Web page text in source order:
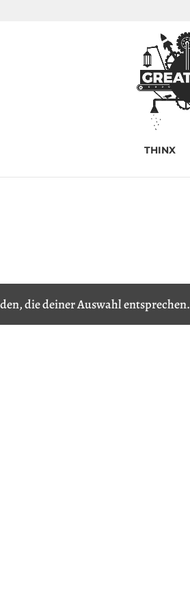
THINX
die deiner Auswahl entsprechen.